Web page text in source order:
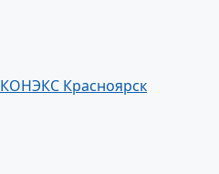
КОНЭКС Красноярск